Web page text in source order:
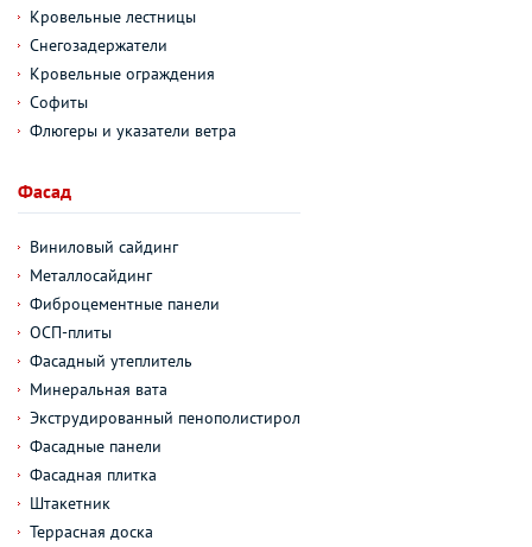
Кровельные лестницы
Снегозадержатели
Кровельные ограждения
Софиты
Флюгеры и указатели ветра
Фасад
Виниловый сайдинг
Металлосайдинг
Фиброцементные панели
ОСП-плиты
Фасадный утеплитель
Минеральная вата
Экструдированный пенополистирол
Фасадные панели
Фасадная плитка
Штакетник
Террасная доска